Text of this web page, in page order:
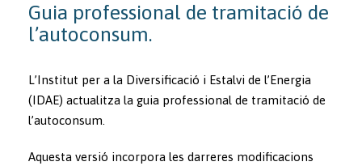
Guia professional de tramitació de
l’autoconsum.
L’Institut per a la Diversificació i Estalvi de l’Energia
(IDAE) actualitza la guia professional de tramitació de
l’autoconsum.
Aquesta versió incorpora les darreres modificacions